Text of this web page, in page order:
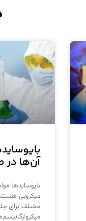
آن‌ها در
بایوسایدها
میکروبی
مختلف برای